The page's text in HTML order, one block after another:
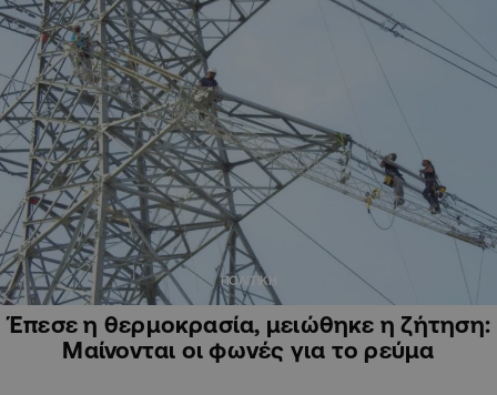
ΠΟΛΙΤΙΚΗ
Έπεσε η θερμοκρασία, μειώθηκε η ζήτηση:
Μαίνονται οι φωνές για το ρεύμα